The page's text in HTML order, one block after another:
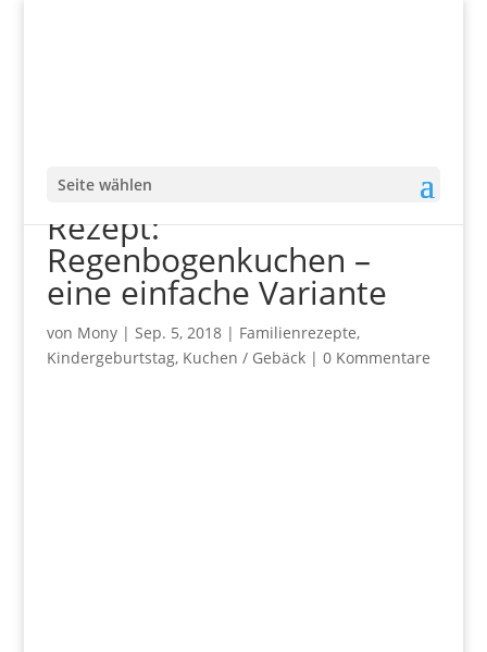
Seite wählen
Rezept:
Regenbogenkuchen –
eine einfache Variante
von Mony| Sep. 5, 2018| Familienrezepte,
Kindergeburtstag, Kuchen / Gebäck| 0 Kommentare